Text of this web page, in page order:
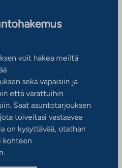
voit hakea meiltä
sekä vapaisiin ja
että varattuihin
Saat asuntotarjouksen
toiveitasi vastaavaa
on kysyttävää, otathan
kohteen